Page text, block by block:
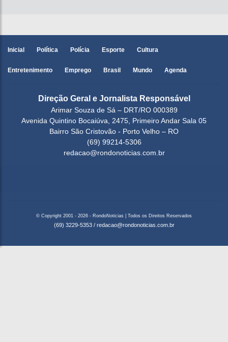
Inicial Política Polícia Esporte Cultura
Entretenimento Emprego Brasil Mundo Agenda
Direção Geral e Jornalista Responsável
Arimar Souza de Sá – DRT/RO 000389
Avenida Quintino Bocaiúva, 2475, Primeiro Andar Sala 05
Bairro São Cristovão - Porto Velho – RO
(69) 99214-5306
redacao@rondonoticias.com.br
© Copyright 2001 - 2026 - RondoNoticias | Todos os Direitos Reservados
(69) 3229-5353 / redacao@rondonoticias.com.br